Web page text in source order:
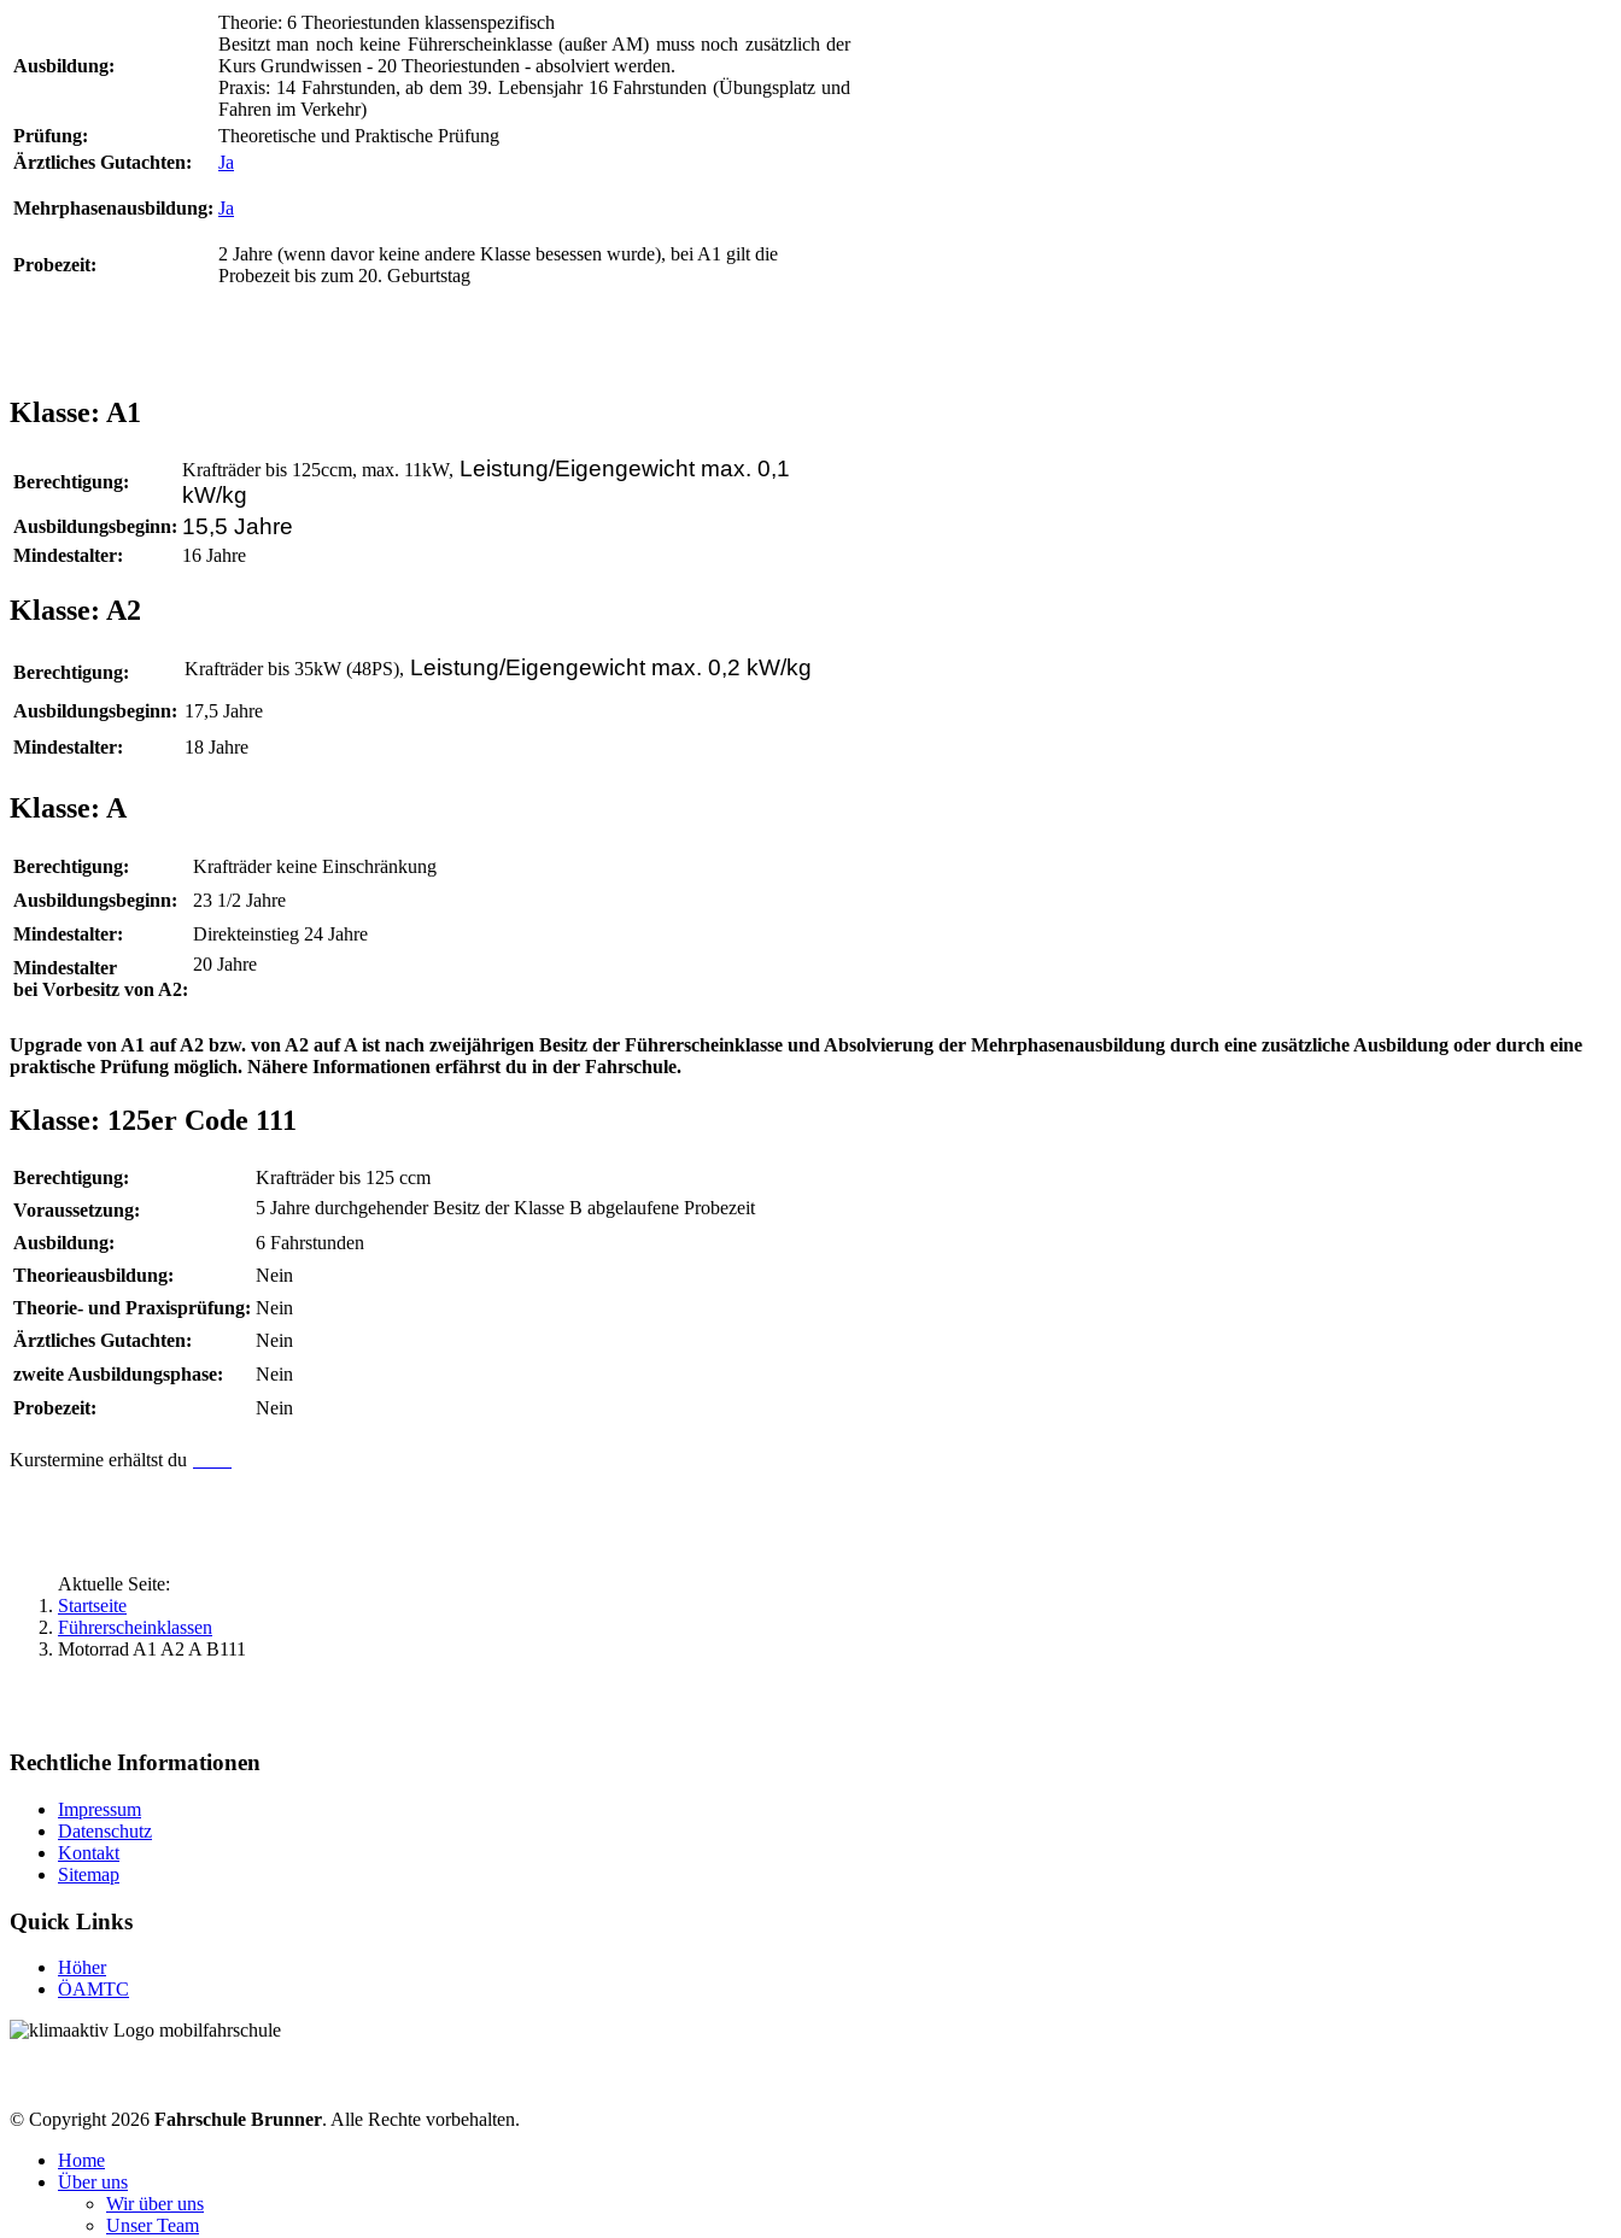
Ausbildung:
Theorie: 6 Theoriestunden klassenspezifisch
Besitzt man noch keine Führerscheinklasse (außer AM) muss noch zusätzlich der
Kurs Grundwissen - 20 Theoriestunden - absolviert werden.
Praxis: 14 Fahrstunden, ab dem 39. Lebensjahr 16 Fahrstunden (Übungsplatz und
Fahren im Verkehr)
Prüfung:
Theoretische und Praktische Prüfung
Ärztliches Gutachten:
Ja
Mehrphasenausbildung: Ja
Probezeit:
2 Jahre (wenn davor keine andere Klasse besessen wurde), bei A1 gilt die
Probezeit bis zum 20. Geburtstag
Klasse: A1
Berechtigung:
Krafträder bis 125ccm, max. 11kW, Leistung/Eigengewicht max. 0,1
kW/kg
Ausbildungsbeginn: 15,5 Jahre
Mindestalter: 16 Jahre
Klasse: A2
Berechtigung: Krafträder bis 35kW (48PS), Leistung/Eigengewicht max. 0,2 kW/kg
Ausbildungsbeginn: 17,5 Jahre
Mindestalter:
18 Jahre
Klasse: A
Berechtigung:
Krafträder keine Einschränkung
Ausbildungsbeginn:
23 1/2 Jahre
Mindestalter:
Direkteinstieg 24 Jahre
Mindestalter
bei Vorbesitz von A2:
20 Jahre
Upgrade von A1 auf A2 bzw. von A2 auf A ist nach zweijährigen Besitz der Führerscheinklasse und Absolvierung der Mehrphasenausbildung durch eine zusätzliche Ausbildung oder durch eine
praktische Prüfung möglich. Nähere Informationen erfährst du in der Fahrschule.
Klasse: 125er Code 111
Berechtigung:
Krafträder bis 125 ccm
Voraussetzung:
5 Jahre durchgehender Besitz der Klasse B abgelaufene Probezeit
Ausbildung:
6 Fahrstunden
Theorieausbildung:
Nein
Theorie- und Praxisprüfung: Nein
Ärztliches Gutachten:
Nein
zweite Ausbildungsphase:
Nein
Probezeit:
Nein
Kurstermine erhältst du
Aktuelle Seite:
Startseite
Führerscheinklassen
Motorrad A1 A2 A B111
Rechtliche Informationen
Impressum
Datenschutz
Kontakt
Sitemap
Quick Links
Höher
ÖAMTC
© Copyright 2026 Fahrschule Brunner. Alle Rechte vorbehalten.
Home
Über uns
Wir über uns
Unser Team